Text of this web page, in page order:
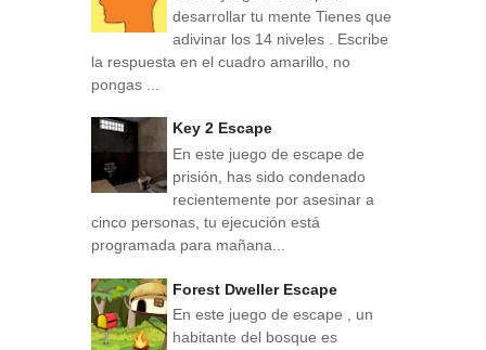
desarrollar tu mente Tienes que
adivinar los 14 niveles . Escribe
la respuesta en el cuadro amarillo, no
pongas ...
Key 2 Escape
En este juego de escape de
prisión, has sido condenado
recientemente por asesinar a
cinco personas, tu ejecución está
programada para mañana...
Forest Dweller Escape
En este juego de escape , un
habitante del bosque es